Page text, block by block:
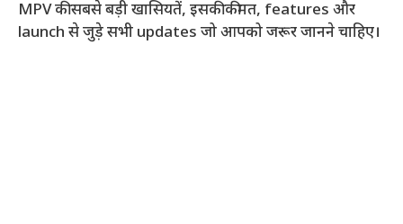
MPV की सबसे बड़ी खासियतें, इसकी कीमत, features और
launch से जुड़े सभी updates जो आपको जरूर जानने चाहिए।